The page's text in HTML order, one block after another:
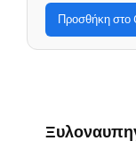
Προσθήκη στο